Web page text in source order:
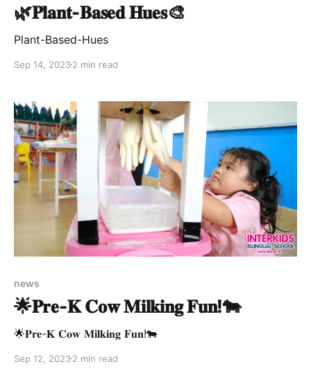
🌿𝐏𝐥𝐚𝐧𝐭-𝐁𝐚𝐬𝐞𝐝 𝐇𝐮𝐞𝐬🎨
Plant-Based-Hues
Sep 14, 20232 min read
news
🌟𝐏𝐫𝐞-𝐊 𝐂𝐨𝐰 𝐌𝐢𝐥𝐤𝐢𝐧𝐠 𝐅𝐮𝐧!🐄
🌟𝐏𝐫𝐞-𝐊 𝐂𝐨𝐰 𝐌𝐢𝐥𝐤𝐢𝐧𝐠 𝐅𝐮𝐧!🐄
Sep 12, 20232 min read